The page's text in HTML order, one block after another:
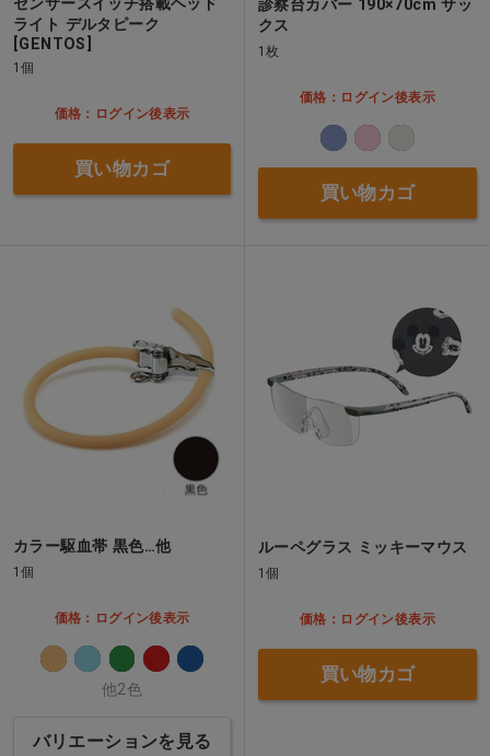
センサースイッチ搭載ヘッド
ライト デルタピーク
[GENTOS]
1個
価格：ログイン後表示
買い物カゴ
診察台カバー 190×70cm サッ
クス
1枚
価格：ログイン後表示
買い物カゴ
カラー駆血帯 黒色…他
1個
価格：ログイン後表示
他2色
バリエーションを見る
ルーペグラス ミッキーマウス
1個
価格：ログイン後表示
買い物カゴ